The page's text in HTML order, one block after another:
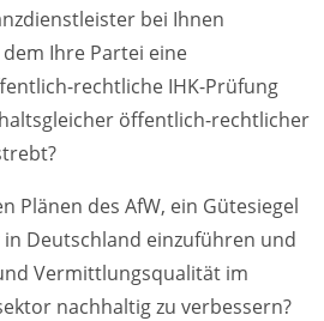
bei Ihnen
Ihre Partei eine
rechtliche IHK-Prüfung
öffentlich-rechtlicher
Plänen des AfW, ein Gütesiegel
Deutschland einzuführen und
Vermittlungsqualität im
nachhaltig zu verbessern?